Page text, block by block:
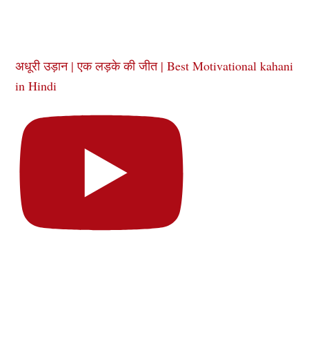
अधूरी उड़ान | एक लड़के की जीत | Best Motivational kahani
in Hindi